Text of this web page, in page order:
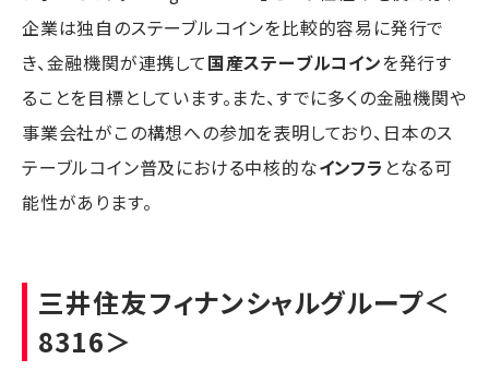
企業は独自のステーブルコインを比較的容易に発行で
き、金融機関が連携して国産ステーブルコインを発行す
ることを目標としています。また、すでに多くの金融機関や
事業会社がこの構想への参加を表明しており、日本のス
テーブルコイン普及における中核的なインフラ となる可
能性があります。
三井住友フィナンシャルグループ＜
8316＞